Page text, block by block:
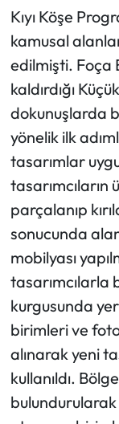
Kıyı Köşe
kamusal
edilmişti. Foça
kaldırdığı
dokunuşlarda
yönelik ilk
tasarımlar
parçalanıp
sonucunda
mobilyası
tasarımcılarla
kurgusunda
birimleri ve
alınarak yeni
kullanıldı.